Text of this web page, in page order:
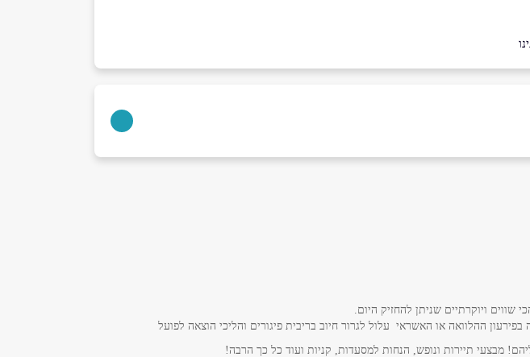
ויוקרתיים שניתן להחזיק היום.
ההלוואה או האשראי עלול לגרור חיוב בריבית פיגורים והליכי הוצאה לפועל
מבצעי תיירות ונופש, הנחות למסעדות, קניות ועוד כל כך הרבה!